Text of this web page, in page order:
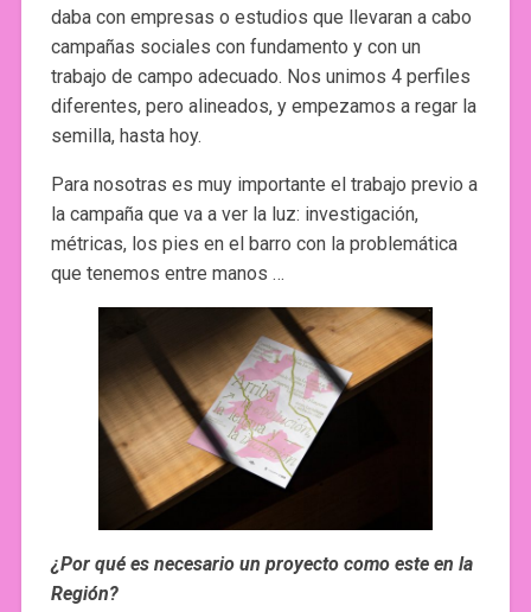
daba con empresas o estudios que llevaran a cabo
campañas sociales con fundamento y con un
trabajo de campo adecuado. Nos unimos 4 perfiles
diferentes, pero alineados, y empezamos a regar la
semilla, hasta hoy.
Para nosotras es muy importante el trabajo previo a
la campaña que va a ver la luz: investigación,
métricas, los pies en el barro con la problemática
que tenemos entre manos …
¿Por qué es necesario un proyecto como este en la
Región?